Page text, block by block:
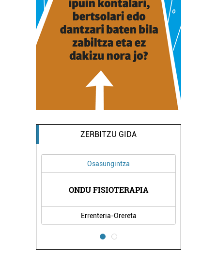
ZERBITZU GIDA
Osasungintza
ONDU FISIOTERAPIA
Errenteria-Orereta